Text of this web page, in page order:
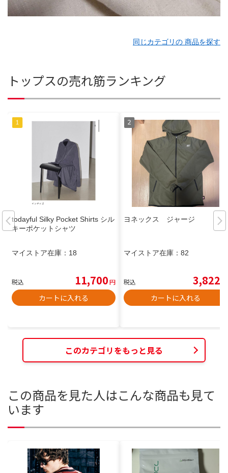
同じカテゴリの 商品を探す
トップスの売れ筋ランキング
todayful Silky Pocket Shirts シル
キーポケットシャツ
マイストア在庫： 18
税込 11,700円
カートに入れる
ヨネックス ジャージ
マイストア在庫： 82
税込 3,822
カートに入れる
このカテゴリをもっと見る
この商品を見た人はこんな商品も見て
います